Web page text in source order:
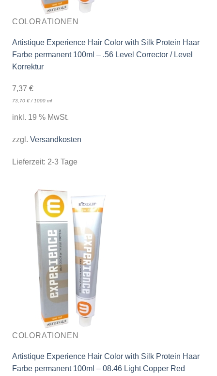
COLORATIONEN
Artistique Experience Hair Color with Silk Protein Haar
Farbe permanent 100ml – .56 Level Corrector / Level
Korrektur
7,37 €
73,70 €/1000 ml
inkl. 19 % MwSt.
zzgl. Versandkosten
Lieferzeit: 2-3 Tage
COLORATIONEN
Artistique Experience Hair Color with Silk Protein Haar
Farbe permanent 100ml – 08.46 Light Copper Red